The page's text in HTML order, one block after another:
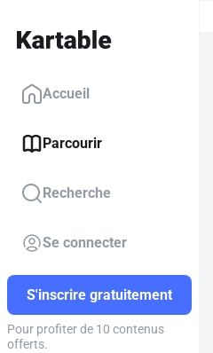
Accueil
Parcourir
Recherche
Se connecter
S'inscrire gratuitement
Pour profiter de 10 contenus
offerts.